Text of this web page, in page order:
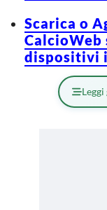
Scarica o
CalcioWeb
dispositivi